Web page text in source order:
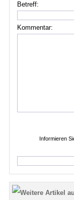
Betreff:
Kommentar:
Informieren